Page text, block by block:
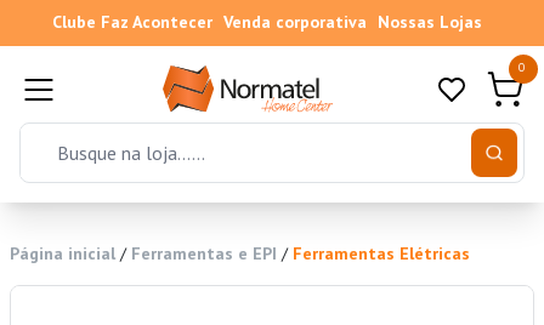
Clube Faz Acontecer Venda corporativa Nossas Lojas
0
Página inicial / Ferramentas e EPI / Ferramentas Elétricas